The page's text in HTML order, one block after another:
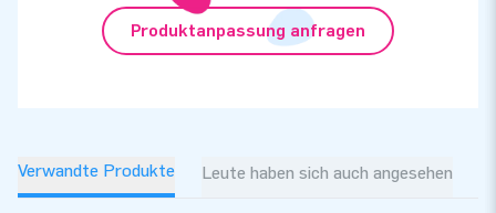
Produktanpassung anfragen
Verwandte Produkte Leute haben sich auch angesehen